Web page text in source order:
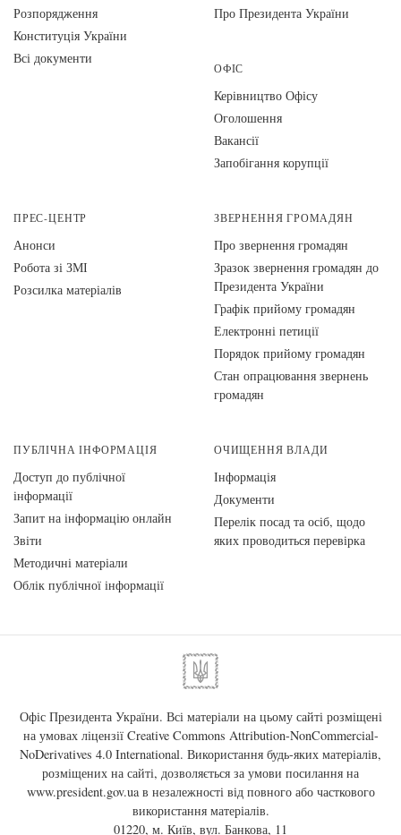
Розпорядження
Конституція України
Всі документи
Про Президента України
ОФІС
Керівництво Офісу
Оголошення
Вакансії
Запобігання корупції
ПРЕС-ЦЕНТР
Анонси
Робота зі ЗМІ
Розсилка матеріалів
ЗВЕРНЕННЯ ГРОМАДЯН
Про звернення громадян
Зразок звернення громадян до
Президента України
Графік прийому громадян
Електронні петиції
Порядок прийому громадян
Стан опрацювання звернень
громадян
ПУБЛІЧНА ІНФОРМАЦІЯ
Доступ до публічної
інформації
Запит на інформацію онлайн
Звіти
Методичні матеріали
Облік публічної інформації
ОЧИЩЕННЯ ВЛАДИ
Інформація
Документи
Перелік посад та осіб, щодо
яких проводиться перевірка
Офіс Президента України. Всі матеріали на цьому сайті розміщені
на умовах ліцензії Creative Commons Attribution-NonCommercial-
NoDerivatives 4.0 International. Використання будь-яких матеріалів,
розміщених на сайті, дозволяється за умови посилання на
www.president.gov.uaв незалежності від повного або часткового
використання матеріалів.
01220, м. Київ, вул. Банкова, 11